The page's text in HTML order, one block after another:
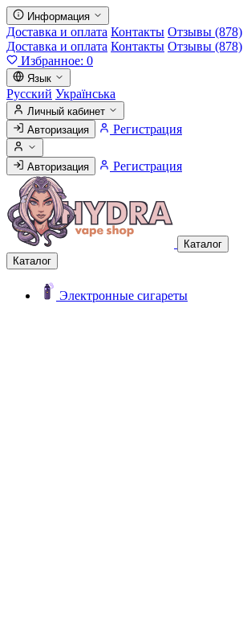
Информация
Доставка и оплата Контакты Отзывы (878)
Доставка и оплата Контакты Отзывы (878)
Избранное: 0
Язык
Русский Українська
Личный кабинет
Авторизация
Регистрация
Авторизация Регистрация
Каталог
Каталог
Электронные сигареты